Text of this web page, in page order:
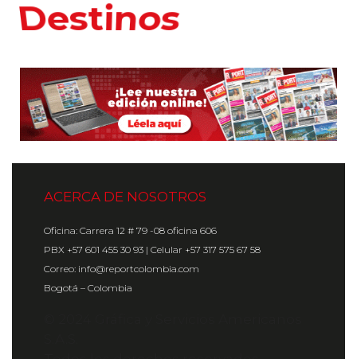
Hoteles
ACERCA DE NOSOTROS
Oficina: Carrera 12 # 79 -08 oficina 606
PBX +57 601 455 30 93 | Celular +57 317 575 67 58
Correo: info@reportcolombia.com
Bogotá – Colombia